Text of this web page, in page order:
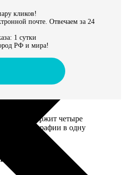
кликов!
почте. Отвечаем за 24
1 сутки
РФ и мира!
5*20 содержит четыре
фотографии в одну